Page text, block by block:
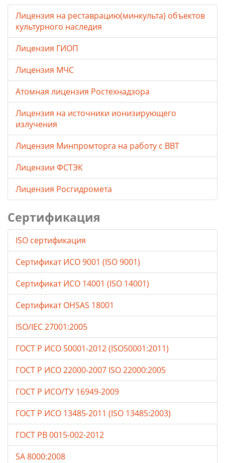
Лицензия на реставрацию(минкульта) объектов
культурного наследия
Лицензия ГИОП
Лицензия МЧС
Атомная лицензия Ростехнадзора
Лицензия на источники ионизирующего
излучения
Лицензия Минпромторга на работу с ВВТ
Лицензии ФСТЭК
Лицензия Росгидромета
Сертификация
ISO сертификация
Сертификат ИСО 9001 (ISO 9001)
Сертификат ИСО 14001 (ISO 14001)
Сертификат OHSAS 18001
ISO/IEC 27001:2005
ГОСТ Р ИСО 50001-2012 (ISO50001:2011)
ГОСТ Р ИСО 22000-2007 ISO 22000:2005
ГОСТ Р ИСО/ТУ 16949-2009
ГОСТ Р ИСО 13485-2011 (ISO 13485:2003)
ГОСТ РВ 0015-002-2012
SA 8000:2008